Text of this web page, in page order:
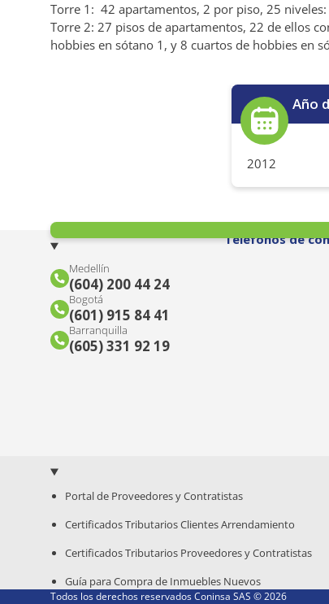
Torre 1: 42 apartamentos, 2 por piso, 25
Torre 2: 27 pisos de apartamentos, 22 de ellos
hobbies en sótano 1, y 8 cuartos de hobbies en
Año
2012
Teléfonos de
Medellín
(604) 200 44 24
Bogotá
(601) 915 84 41
Barranquilla
(605) 331 92 19
Portal de Proveedores y Contratistas
Certificados Tributarios Clientes Arrendamiento
Certificados Tributarios Proveedores y Contratistas
Guía para Compra de Inmuebles Nuevos
Todos los derechos reservados Coninsa SAS ©2026